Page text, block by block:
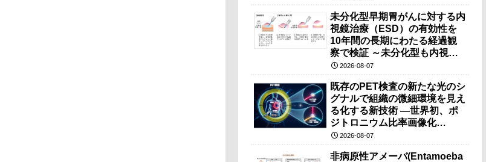
未分化型早期胃がんに対する内
視鏡治療（ESD）の有効性を
10年間の長期にわたる経過観
察で検証 ～未分化型も内視鏡
治療で胃の温存が可能～
2026-08-07
既存のPET検査の新たな光のシ
グナルで組織の微細環境を見え
る化する新技術 ―世界初、ポ
ジトロニウム比率画像化
（PRI）の原理検証に成功―
2026-08-07
非病原性アメーバ(Entamoeba